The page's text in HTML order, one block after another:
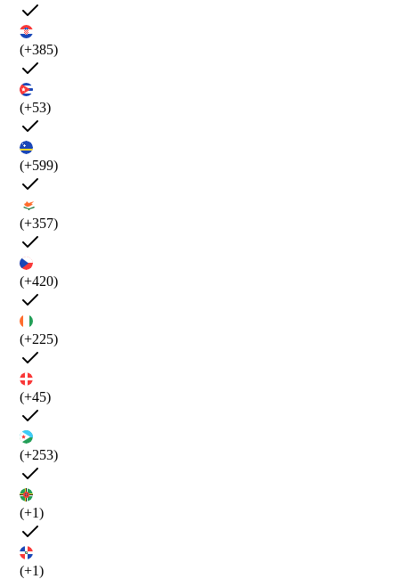
(+385)
(+53)
(+599)
(+357)
(+420)
(+225)
(+45)
(+253)
(+1)
(+1)